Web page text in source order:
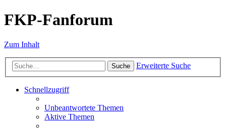
FKP-Fanforum
Zum Inhalt
Suche Erweiterte Suche
Schnellzugriff
Unbeantwortete Themen
Aktive Themen